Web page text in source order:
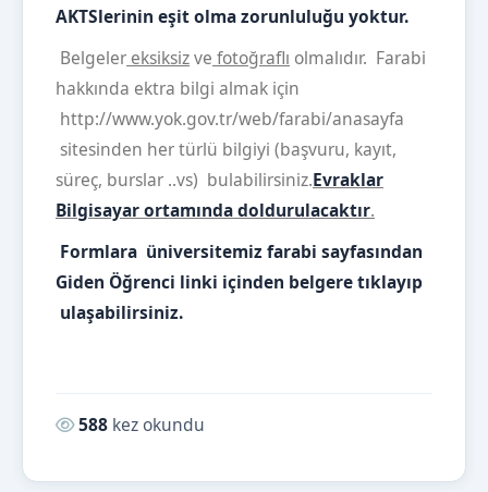
AKTSlerinin eşit olma zorunluluğu yoktur.
Belgeler eksiksizve fotoğraflı olmalıdır. Farabi
hakkında ektra bilgi almak için
http://www.yok.gov.tr/web/farabi/anasayfa
sitesinden her türlü bilgiyi (başvuru, kayıt,
süreç, burslar ..vs) bulabilirsiniz.Evraklar
Bilgisayar ortamında doldurulacaktır.
Formlara üniversitemiz farabi sayfasından
Giden Öğrenci linki içinden belgere tıklayıp
ulaşabilirsiniz.
Okunma sayısı:
588 kez okundu